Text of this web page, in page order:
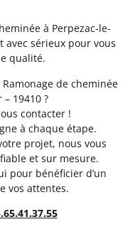
à Perpezac-le-
avec sérieux pour vous
qualité.
de cheminée
19410 ?
contacter !
à chaque étape.
projet, nous vous
et sur mesure.
pour bénéficier d’un
vos attentes.